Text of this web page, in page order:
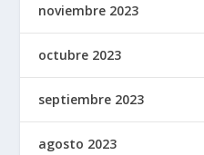
noviembre 2023
octubre 2023
septiembre 2023
agosto 2023